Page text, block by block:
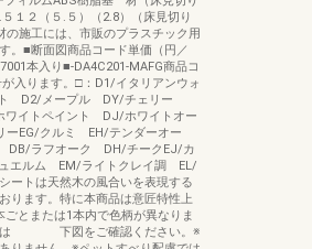
１２（５.５）（2.8）（床見切り
の施工には、市販のプラスチック用
。■断面図商品コード単価（円／
本入り■-DA4C201-MAFG商品コ
入ります。□：D1/イタリアンウォ
D2/メープル DY/チェリー
ワイトペイント DJ/ホワイトオー
ーEG/クルミ EH/テンダーオー
ラフオーク DH/チークEJ/カ
エルム EM/ライトクレイ調 EL/
ートは天然木の風合いを表現する
ります。特に本商品は意匠特性上
とまたは1本内で色柄が異なりま
細は 下図をご確認ください。※